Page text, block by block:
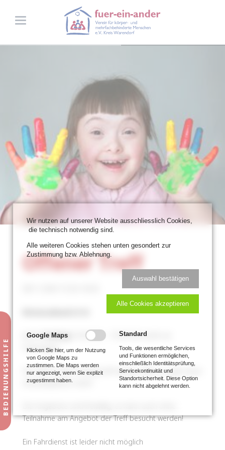
Offener Treff
JedenFreitag
16:30 Uhr – 19:30 Uhr (nicht an
Feiertagen)
Ab 2024 ist der Freitagstreff wieder offen, es gibt keine
Anmeldepflicht mehr!
Teilnahme am Angebot der Treff besucht werden!
Ein Fahrdienst ist leider nicht möglich
Wir nutzen auf unserer Website ausschliesslich Cookies,
die technisch notwendig sind.
Alle weiteren Cookies stehen unten gesondert zur
Zustimmung bzw. Ablehnung.
Auswahl bestätigen
Alle Cookies akzeptieren
Google Maps
Klicken Sie hier, um der Nutzung
von Google Maps zu
zustimmen. Die Maps werden
nur angezeigt, wenn Sie explizit
zugestimmt haben.
Standard
Tools, die wesentliche Services
und Funktionen ermöglichen,
einschließlich Identitätsprüfung,
Servicekontinuität und
Standortsicherheit. Diese Option
kann nicht abgelehnt werden.